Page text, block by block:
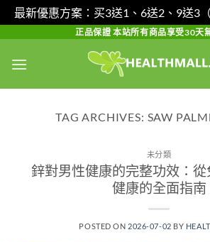
最新優惠方案：买3送1、6送2、9送3
content
正品保證 本站所有商品享受30天
TAG ARCHIVES: SAW
未分類
鋅對男性健康的完整功效：
健康的全面指南
POSTED ON 2026-07-02 BY